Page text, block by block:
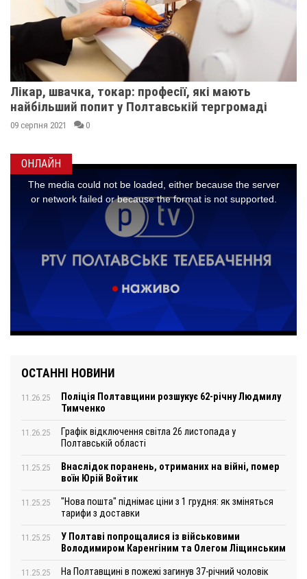
ОНЛАЙН
ОСТАННІ НОВИНИ
11.26.25
Поліція Полтавщини розшукує 62-річну Людмилу
Тимченко
11.26.25
Графік відключення світла 26 листопада у
Полтавській області
11.25.25
Внаслідок поранень, отриманих на війні, помер
воїн Юрій Войтик
11.25.25
"Нова пошта" піднімає ціни з 1 грудня: як зміняться
тарифи з доставки
11.25.25
У Полтаві попрощалися із військовими
Володимиром Каренгіним та Олегом Ліщинським
11.25.25 На Полтавщині в пожежі загинув 37-річний чоловік
Лікар, швачка, токар: професії, які мають
найбільший попит у Полтавській тергромаді
09 серпня 2021 0